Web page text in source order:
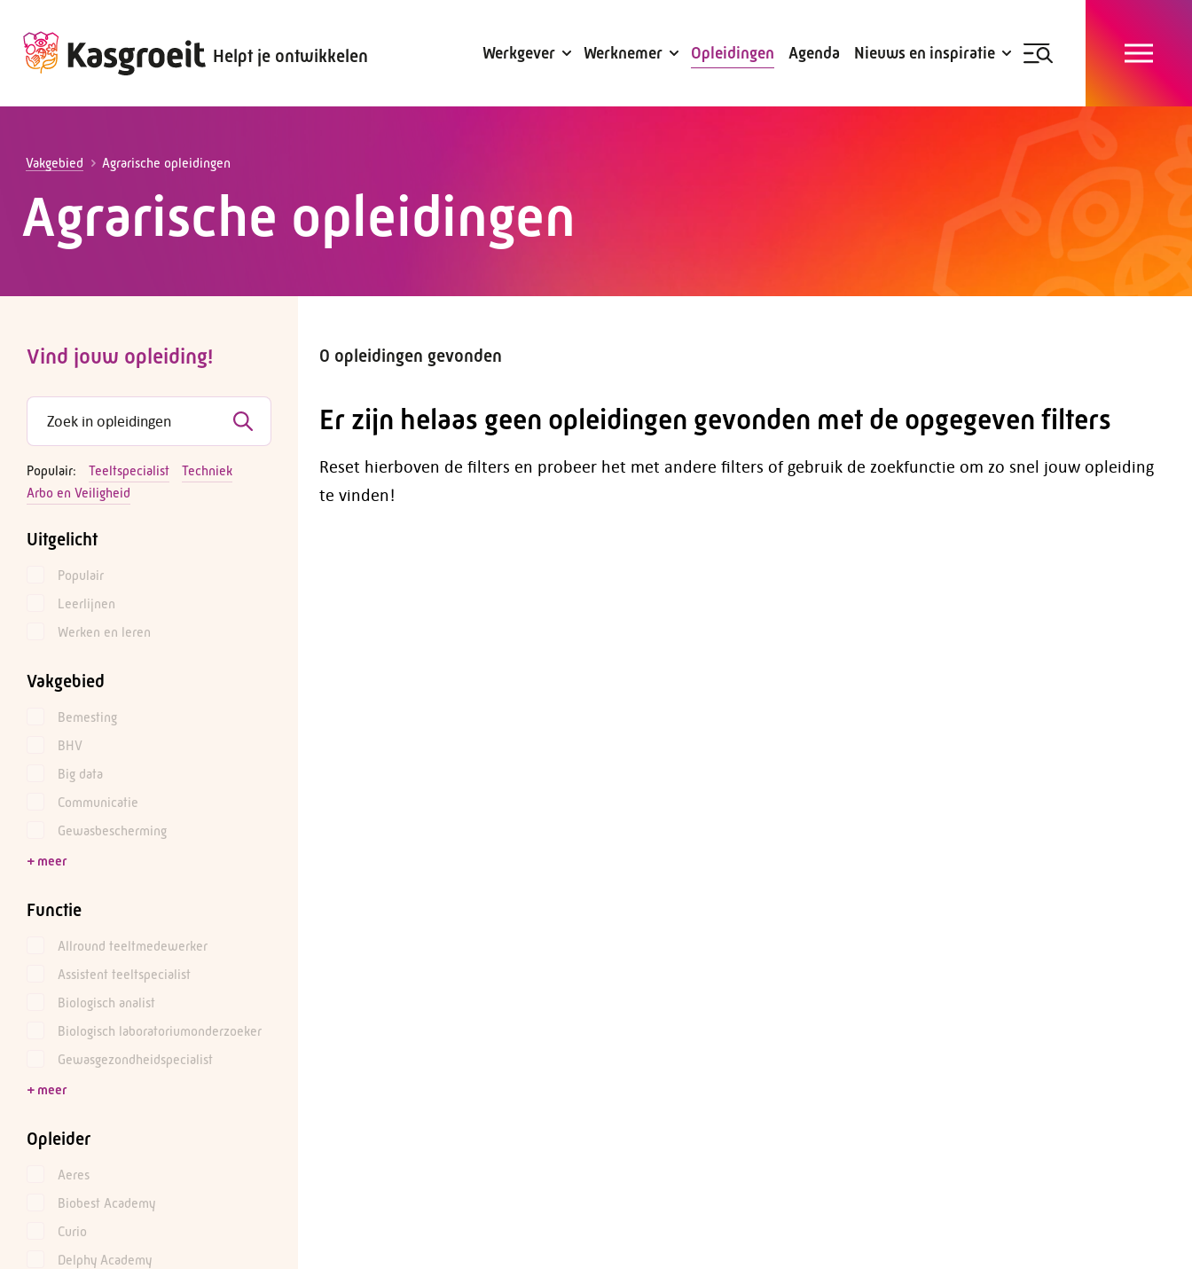
Helpt je ontwikkelen Werkgever
Alles voor de werkgever
Werknemer
Alles voor de werknemer
Opleidingen Agenda Nieuws en inspiratie
Nieuwsbrief
Vakgebied Agrarische opleidingen
Agrarische opleidingen
Vind jouw opleiding!
Populair: Teeltspecialist
Techniek
Arbo en Veiligheid
Uitgelicht
Populair
Leerlijnen
Werken en leren
Vakgebied
Bemesting
BHV
Big data
Communicatie
Gewasbescherming
Functie
Allround teeltmedewerker
Assistent teeltspecialist
Biologisch analist
Biologisch laboratoriumonderzoeker
Gewasgezondheidspecialist
Opleider
Aeres
Biobest Academy
Curio
Delphy Academy
0 opleidingen gevonden
Er zijn helaas geen opleidingen gevonden met de opgegeven filters
Reset hierboven de filters en probeer het met andere filters of gebruik de zoekfunctie om zo snel jouw opleiding
te vinden!